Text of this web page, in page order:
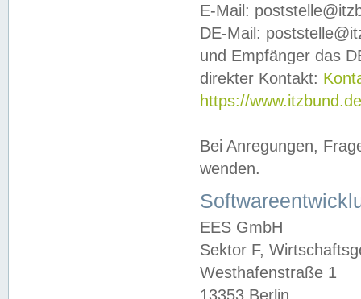
E-Mail:
DE-Mail:
und Empfänger das
direkter Kontakt:
https://
Bei Anregungen,
wenden.
EES GmbH
Sektor F,
Westhafenstraße 1
13353 Berlin